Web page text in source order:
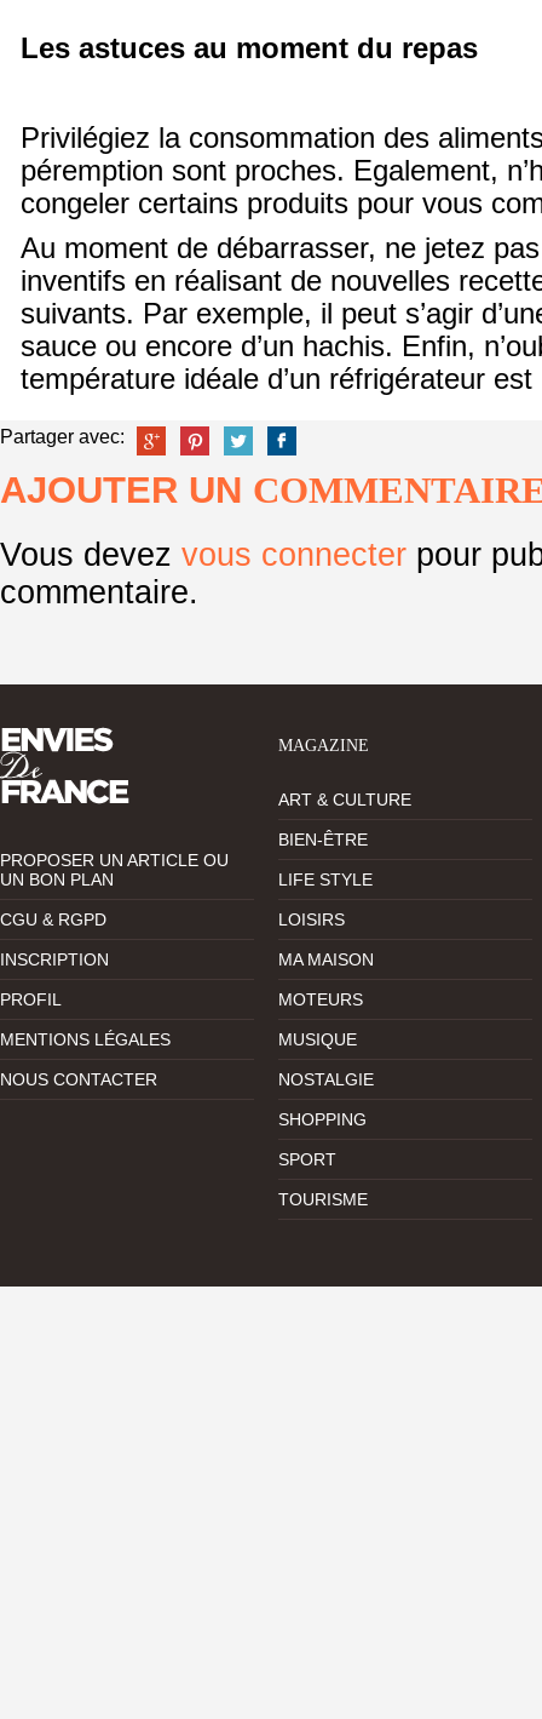
Les astuces au moment du repas
Privilégiez la consommation des
péremption sont proches. Egalement,
congeler certains produits pour vous
Au moment de débarrasser, ne jetez
inventifs en réalisant de nouvelles
suivants. Par exemple, il peut s’agir
sauce ou encore d’un hachis. Enfin,
température idéale d’un réfrigérateur est
Partager avec:
AJOUTER UN
Vous devez vous connecter pour
commentaire.
PROPOSER UN ARTICLE OU
UN BON PLAN
CGU & RGPD
INSCRIPTION
PROFIL
MENTIONS LÉGALES
NOUS CONTACTER
MAGAZINE
ART & CULTURE
BIEN-ÊTRE
LIFE STYLE
LOISIRS
MA MAISON
MOTEURS
MUSIQUE
NOSTALGIE
SHOPPING
SPORT
TOURISME